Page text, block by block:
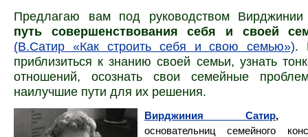
Предлагаю вам под руководством
путь совершенствования себя и своей
(В.Сатир «Как строить себя и свою семью»).
приблизиться к знанию своей семьи, узнать
отношений, осознать свои семейные
наилучшие пути для их решения.
Вирджиния Сатир
основательниц семейного